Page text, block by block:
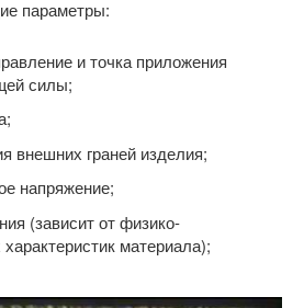
параметры:
и точка приложения
силы;
внешних граней изделия;
напряжение;
(зависит от физико-
материала);